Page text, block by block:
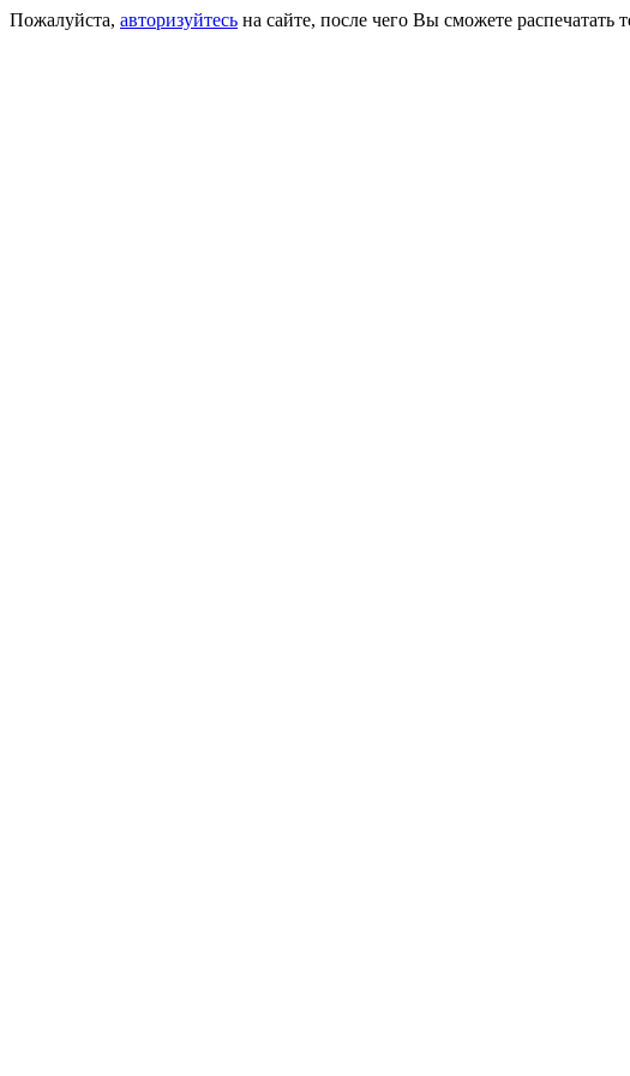
Пожалуйста, авторизуйтесь на сайте, после чего Вы сможете распечатать